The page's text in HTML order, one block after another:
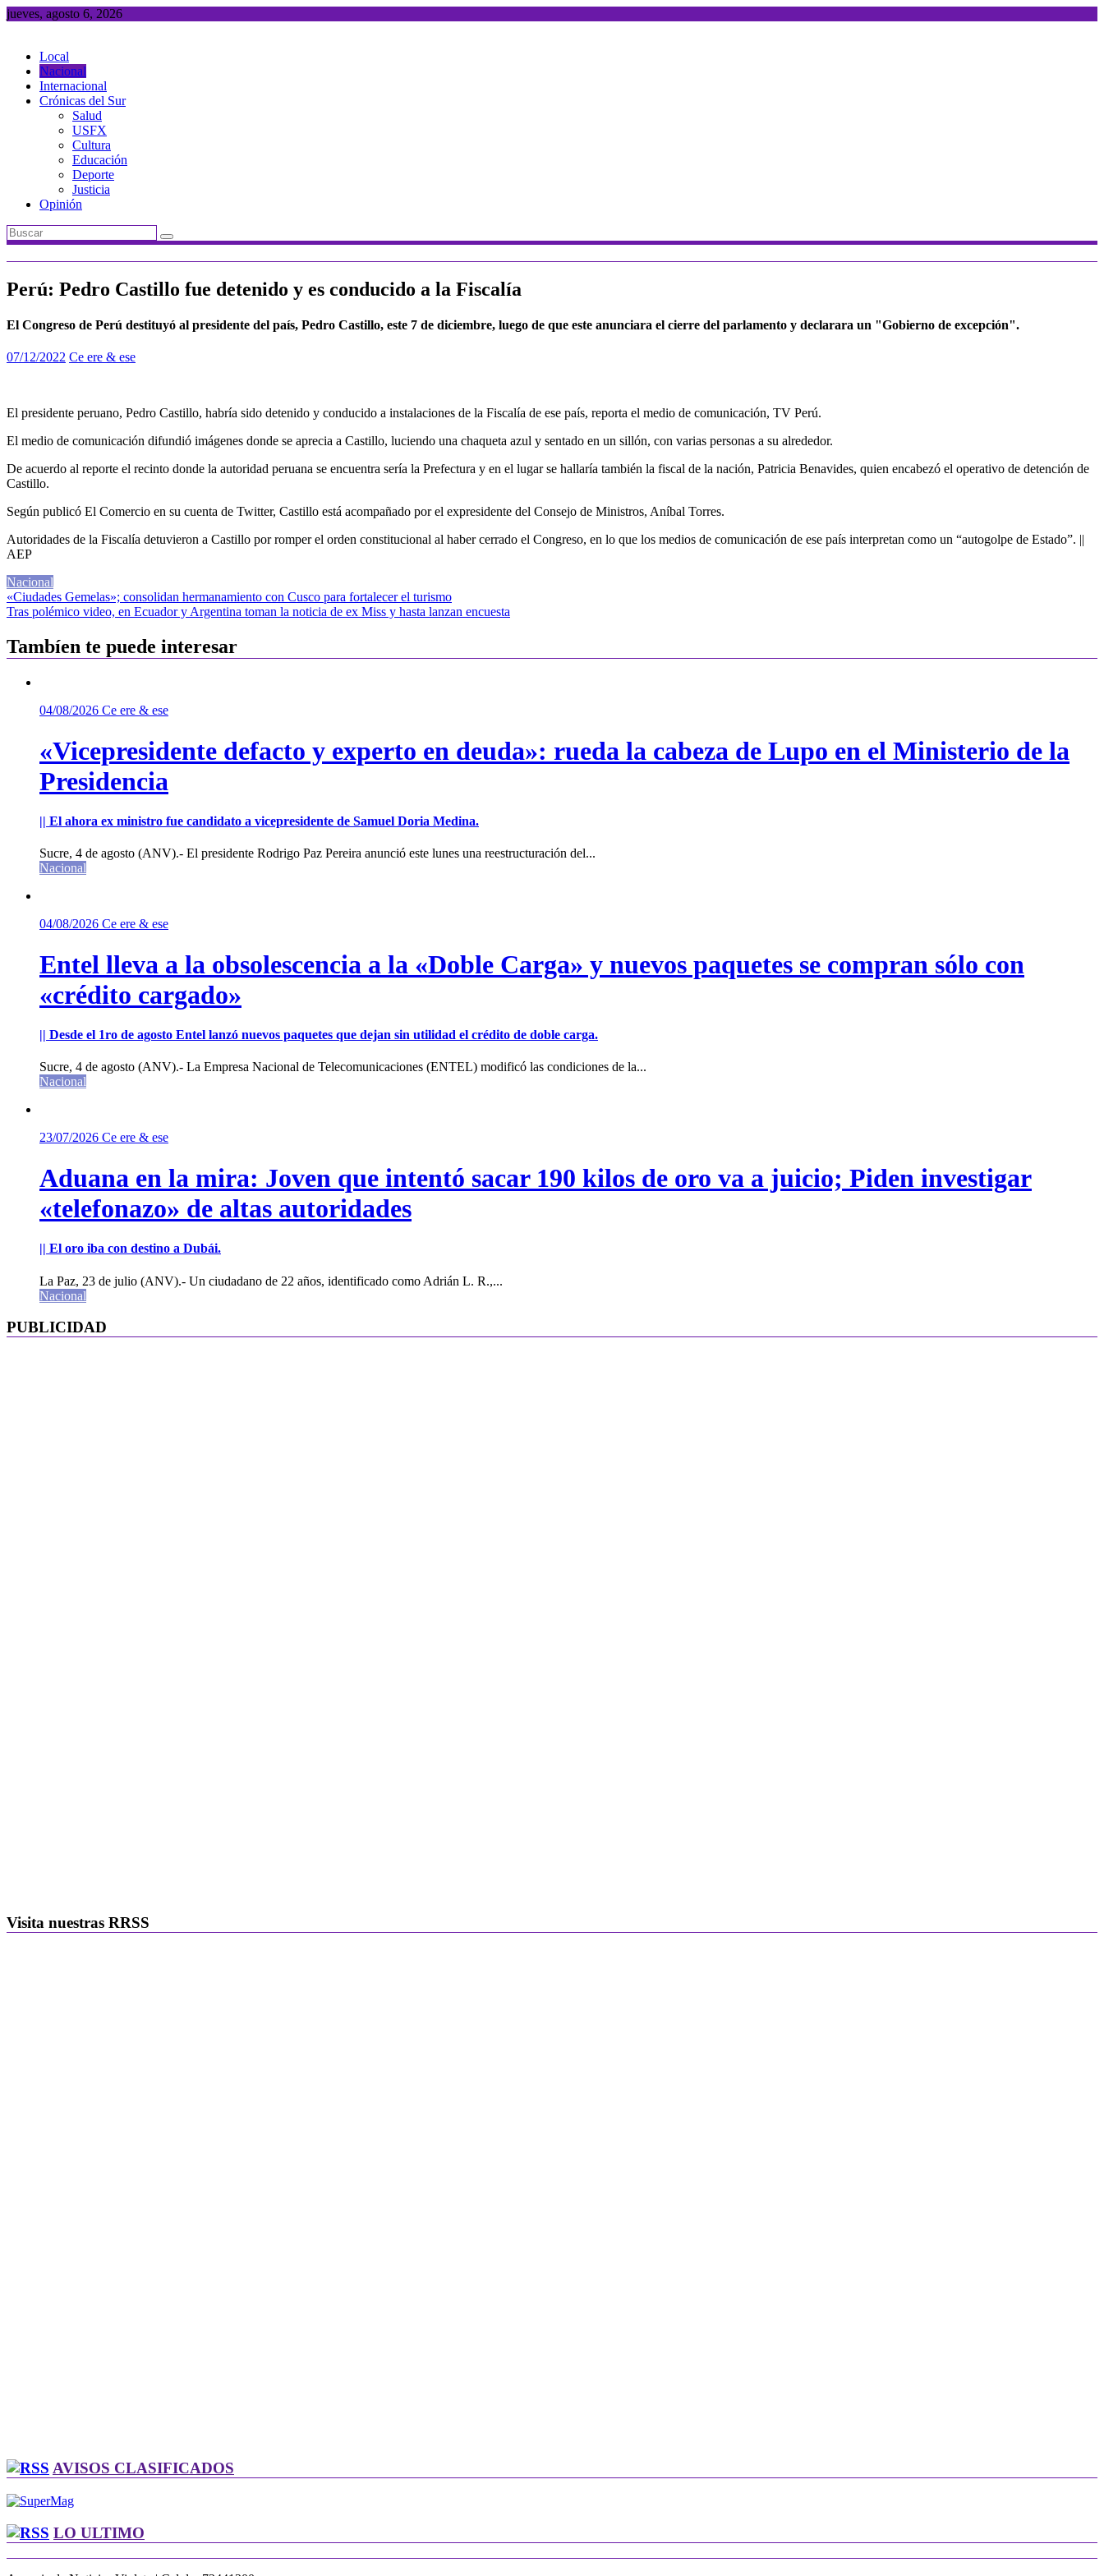
Saltar
jueves, agosto 6, 2026
Local
Nacional
Internacional
Crónicas del Sur
Salud
USFX
Cultura
Educación
Deporte
Justicia
Opinión
Perú: Pedro Castillo fue detenido y es conducido a la Fiscalía
El Congreso de Perú destituyó al presidente del país, Pedro Castillo, este 7 de diciembre, luego de que este anunciara el cierre del parlamento y declarara un "Gobierno de excepción".
07/12/2022 Ce ere & ese
El presidente peruano, Pedro Castillo, habría sido detenido y conducido a instalaciones de la Fiscalía de ese país, reporta el medio de comunicación, TV Perú.
El medio de comunicación difundió imágenes donde se aprecia a Castillo, luciendo una chaqueta azul y sentado en un sillón, con varias personas a su alrededor.
De acuerdo al reporte el recinto donde la autoridad peruana se encuentra sería la Prefectura y en el lugar se hallaría también la fiscal de la nación, Patricia Benavides, quien encabezó el operativo de detención de
Castillo.
Según publicó El Comercio en su cuenta de Twitter, Castillo está acompañado por el expresidente del Consejo de Ministros, Aníbal Torres.
Autoridades de la Fiscalía detuvieron a Castillo por romper el orden constitucional al haber cerrado el Congreso, en lo que los medios de comunicación de ese país interpretan como un “autogolpe de Estado”. ||
AEP
Nacional
Navegación
de
entradas
«Ciudades Gemelas»; consolidan hermanamiento con Cusco para fortalecer el turismo
Tras polémico video, en Ecuador y Argentina toman la noticia de ex Miss y hasta lanzan encuesta
Tambíen te puede interesar
04/08/2026 Ce ere & ese
«Vicepresidente defacto y experto en deuda»: rueda la cabeza de Lupo en el Ministerio de la
Presidencia
|| El ahora ex ministro fue candidato a vicepresidente de Samuel Doria Medina.
Sucre, 4 de agosto (ANV).- El presidente Rodrigo Paz Pereira anunció este lunes una reestructuración del...
Nacional
04/08/2026 Ce ere & ese
Entel lleva a la obsolescencia a la «Doble Carga» y nuevos paquetes se compran sólo con
«crédito cargado»
|| Desde el 1ro de agosto Entel lanzó nuevos paquetes que dejan sin utilidad el crédito de doble carga.
Sucre, 4 de agosto (ANV).- La Empresa Nacional de Telecomunicaciones (ENTEL) modificó las condiciones de la...
Nacional
23/07/2026 Ce ere & ese
Aduana en la mira: Joven que intentó sacar 190 kilos de oro va a juicio; Piden investigar
«telefonazo» de altas autoridades
|| El oro iba con destino a Dubái.
La Paz, 23 de julio (ANV).- Un ciudadano de 22 años, identificado como Adrián L. R.,...
Nacional
PUBLICIDAD
Visita nuestras RRSS
AVISOS CLASIFICADOS
LO ULTIMO